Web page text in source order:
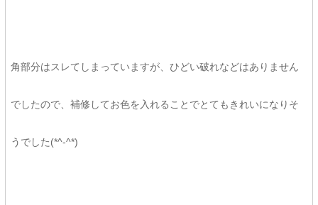
角部分はスレてしまっていますが、ひどい破れなどはありません
でしたので、補修してお色を入れることでとてもきれいになりそ
うでした(*^-^*)